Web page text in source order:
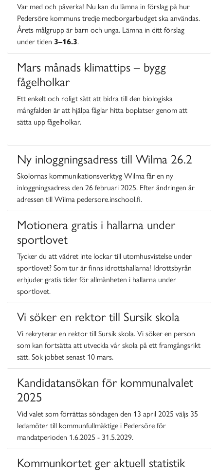
Var med och påverka! Nu kan du lämna in förslag på hur
Pedersöre kommuns tredje medborgarbudget ska användas.
Årets målgrupp är barn och unga. Lämna in ditt förslag
under tiden 3–16.3.
Mars månads klimattips – bygg
fågelholkar
Ett enkelt och roligt sätt att bidra till den biologiska
mångfalden är att hjälpa fåglar hitta boplatser genom att
sätta upp fågelholkar.
Ny inloggningsadress till Wilma 26.2
Skolornas kommunikationsverktyg Wilma får en ny
inloggningsadress den 26 februari 2025. Efter ändringen är
adressen till Wilma pedersore.inschool.fi.
Motionera gratis i hallarna under
sportlovet
Tycker du att vädret inte lockar till utomhusvistelse under
sportlovet? Som tur är finns idrottshallarna! Idrottsbyrån
erbjuder gratis tider för allmänheten i hallarna under
sportlovet.
Vi söker en rektor till Sursik skola
Vi rekryterar en rektor till Sursik skola. Vi söker en person
som kan fortsätta att utveckla vår skola på ett framgångsrikt
sätt. Sök jobbet senast 10 mars.
Kandidatansökan för kommunalvalet
2025
Vid valet som förrättas söndagen den 13 april 2025 väljs 35
ledamöter till kommunfullmäktige i Pedersöre för
mandatperioden 1.6.2025 - 31.5.2029.
Kommunkortet ger aktuell statistik